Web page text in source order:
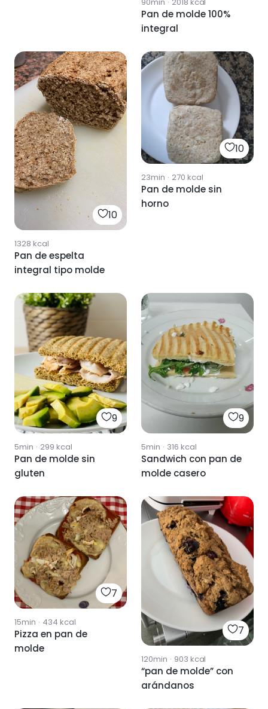
90min · 2018 kcal
Pan de molde 100%
integral
10
1328 kcal
Pan de espelta
integral tipo molde
10
23min · 270 kcal
Pan de molde sin
horno
9
5min · 299 kcal
Pan de molde sin
gluten
9
5min · 316 kcal
Sandwich con pan de
molde casero
7
15min · 434 kcal
Pizza en pan de
molde
7
120min · 903 kcal
“pan de molde” con
arándanos